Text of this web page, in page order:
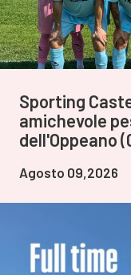
Sporting
amichevole
dell'Oppeano
Agosto 09,2026